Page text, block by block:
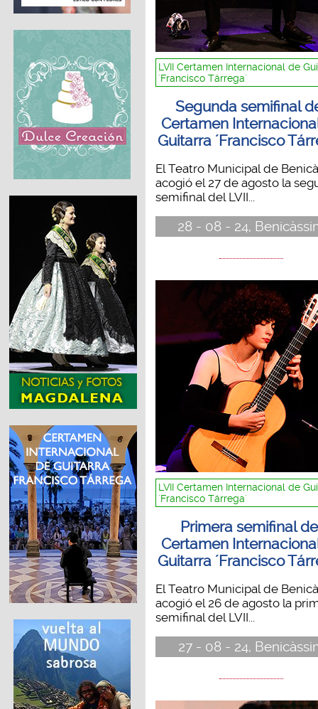
LVII Certamen Internacional de
´Francisco Tárrega´
Segunda semifinal
Certamen
Guitarra ´Francisco
El Teatro Municipal de
acogió el 27 de agosto la
semifinal del LVII...
28 - 08 - 24,
LVII Certamen Internacional de
´Francisco Tárrega´
Primera semifinal
Certamen
Guitarra ´Francisco
El Teatro Municipal de
acogió el 26 de agosto la
semifinal del LVII...
27 - 08 - 24,